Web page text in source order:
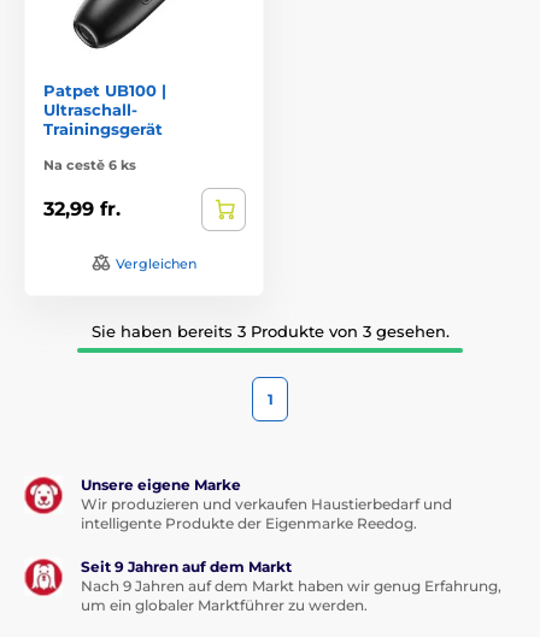
Patpet UB100 |
Ultraschall-
Trainingsgerät
Na cestě 6 ks
32,99 fr.
Vergleichen
Sie haben bereits 3 Produkte von 3 gesehen.
1
Unsere eigene Marke
Wir produzieren und verkaufen Haustierbedarf und
intelligente Produkte der Eigenmarke Reedog.
Seit 9 Jahren auf dem Markt
Nach 9 Jahren auf dem Markt haben wir genug Erfahrung,
um ein globaler Marktführer zu werden.